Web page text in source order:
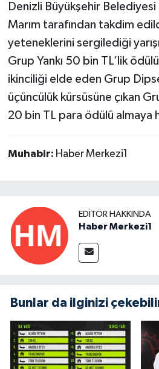
Denizli Büyükşehir Belediyesi
Marım tarafından takdim
yeteneklerini sergilediği
Grup Yankı 50 bin TL’lik
ikinciliği elde eden Grup
üçüncülük kürsüsüne çıkan
20 bin TL para ödülü almaya
Muhabir: Haber Merkezi1
EDITÖR HAKKINDA
Haber Merkezi1
Bunlar da ilginizi